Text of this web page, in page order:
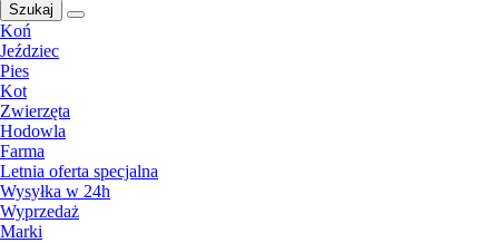
Szukaj
Koń
Jeździec
Pies
Kot
Zwierzęta
Hodowla
Farma
Letnia oferta specjalna
Wysyłka w 24h
Wyprzedaż
Marki